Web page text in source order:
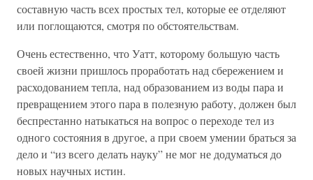
составную часть всех простых тел, которые ее отделяют
или поглощаются, смотря по обстоятельствам.
Очень естественно, что Уатт, которому большую часть
своей жизни пришлось проработать над сбережением и
расходованием тепла, над образованием из воды пара и
превращением этого пара в полезную работу, должен был
беспрестанно натыкаться на вопрос о переходе тел из
одного состояния в другое, а при своем умении браться за
дело и “из всего делать науку” не мог не додуматься до
новых научных истин.